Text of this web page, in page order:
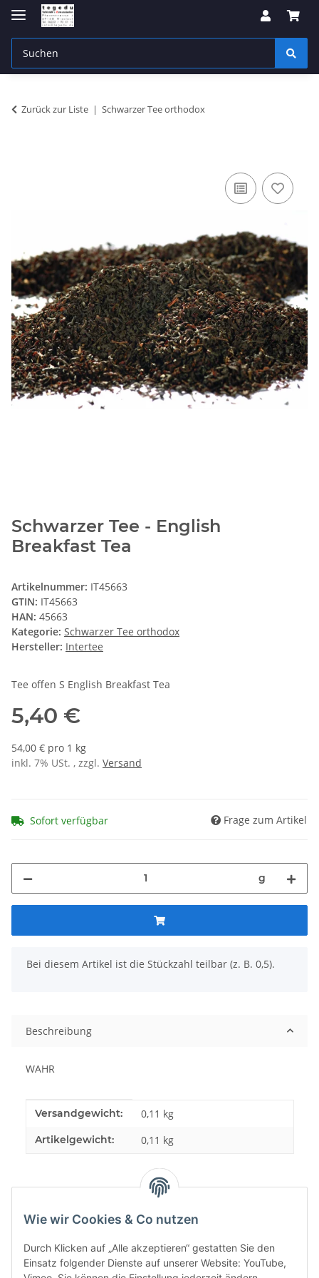
Wie wir Cookies & Co nutzen
Durch Klicken auf „Alle akzeptieren“ gestatten Sie den
Einsatz folgender Dienste auf unserer Website: YouTube,
Zurück zur Liste Schwarzer Tee orthodox
Schwarzer Tee - English
Breakfast Tea
Artikelnummer: IT45663
GTIN: IT45663
HAN: 45663
Kategorie: Schwarzer Tee orthodox
Hersteller: Intertee
Tee offen S English Breakfast Tea
5,40 €
54,00 € pro 1 kg
inkl. 7% USt. , zzgl. Versand
Sofort verfügbar Frage zum Artikel
g
x
Bei diesem Artikel ist die Stückzahl teilbar (z. B. 0,5).
Beschreibung
WAHR
Produkteigenschaft
Wert
Versandgewicht: 0,11 kg
Artikelgewicht: 0,11 kg